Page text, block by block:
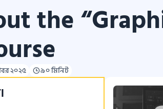
the
২০২৫ ৯০ মিনিট